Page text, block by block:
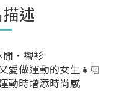
述
．襯衫
愛做運動的女生👧🏻
動時增添時尚感